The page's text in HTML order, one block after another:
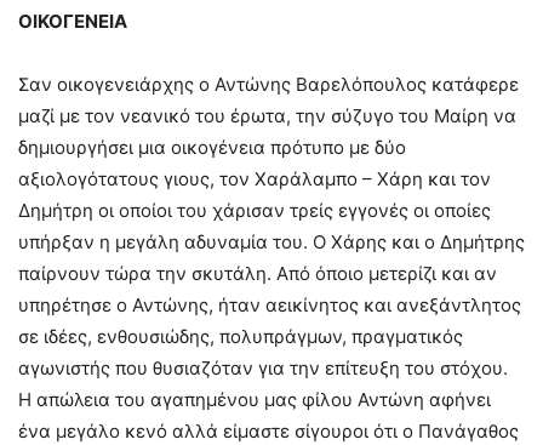
ΟΙΚΟΓΕΝΕΙΑ
Σαν οικογενειάρχης ο Αντώνης Βαρελόπουλος κατάφερε
μαζί με τον νεανικό του έρωτα, την σύζυγο του Μαίρη να
δημιουργήσει μια οικογένεια πρότυπο με δύο
αξιολογότατους γιους, τον Χαράλαμπο – Χάρη και τον
Δημήτρη οι οποίοι του χάρισαν τρείς εγγονές οι οποίες
υπήρξαν η μεγάλη αδυναμία του. Ο Χάρης και ο Δημήτρης
παίρνουν τώρα την σκυτάλη. Από όποιο μετερίζι και αν
υπηρέτησε ο Αντώνης, ήταν αεικίνητος και ανεξάντλητος
σε ιδέες, ενθουσιώδης, πολυπράγμων, πραγματικός
αγωνιστής που θυσιαζόταν για την επίτευξη του στόχου.
Η απώλεια του αγαπημένου μας φίλου Αντώνη αφήνει
ένα μεγάλο κενό αλλά είμαστε σίγουροι ότι ο Πανάγαθος